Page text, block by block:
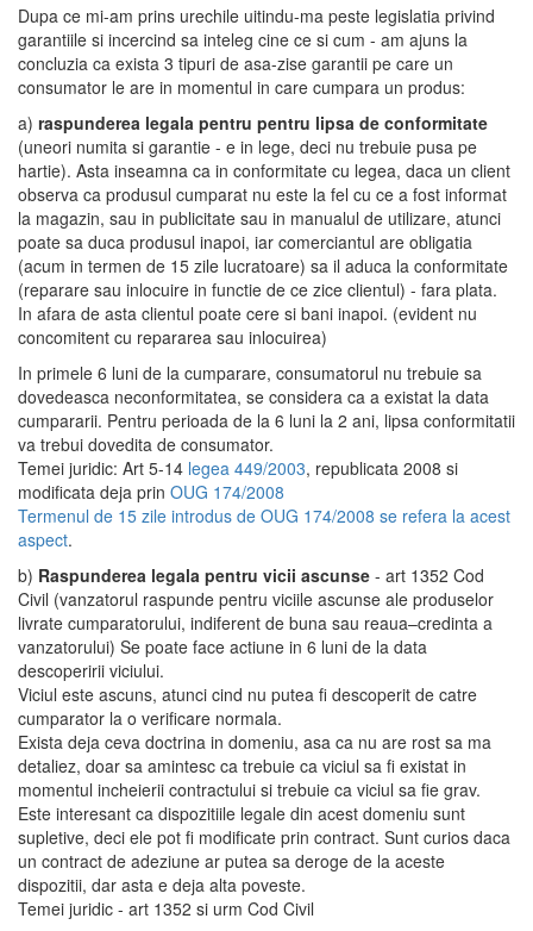
Dupa ce mi-am prins urechile uitindu-ma peste legislatia privind
garantiile si incercind sa inteleg cine ce si cum - am ajuns la
concluzia ca exista 3 tipuri de asa-zise garantii pe care un
consumator le are in momentul in care cumpara un produs:
a) raspunderea legala pentru pentru lipsa de conformitate
(uneori numita si garantie - e in lege, deci nu trebuie pusa pe
hartie). Asta inseamna ca in conformitate cu legea, daca un client
observa ca produsul cumparat nu este la fel cu ce a fost informat
la magazin, sau in publicitate sau in manualul de utilizare, atunci
poate sa duca produsul inapoi, iar comerciantul are obligatia
(acum in termen de 15 zile lucratoare) sa il aduca la conformitate
(reparare sau inlocuire in functie de ce zice clientul) - fara plata.
In afara de asta clientul poate cere si bani inapoi. (evident nu
concomitent cu repararea sau inlocuirea)
In primele 6 luni de la cumparare, consumatorul nu trebuie sa
dovedeasca neconformitatea, se considera ca a existat la data
cumpararii. Pentru perioada de la 6 luni la 2 ani, lipsa conformitatii
va trebui dovedita de consumator.
Temei juridic: Art 5-14 legea 449/2003, republicata 2008 si
modificata deja prin OUG 174/2008
Termenul de 15 zile introdus de OUG 174/2008 se refera la acest
aspect.
b) Raspunderea legala pentru vicii ascunse - art 1352 Cod
Civil (vanzatorul raspunde pentru viciile ascunse ale produselor
livrate cumparatorului, indiferent de buna sau reaua–credinta a
vanzatorului) Se poate face actiune in 6 luni de la data
descoperirii viciului.
Viciul este ascuns, atunci cind nu putea fi descoperit de catre
cumparator la o verificare normala.
Exista deja ceva doctrina in domeniu, asa ca nu are rost sa ma
detaliez, doar sa amintesc ca trebuie ca viciul sa fi existat in
momentul incheierii contractului si trebuie ca viciul sa fie grav.
Este interesant ca dispozitiile legale din acest domeniu sunt
supletive, deci ele pot fi modificate prin contract. Sunt curios daca
un contract de adeziune ar putea sa deroge de la aceste
dispozitii, dar asta e deja alta poveste.
Temei juridic - art 1352 si urm Cod Civil